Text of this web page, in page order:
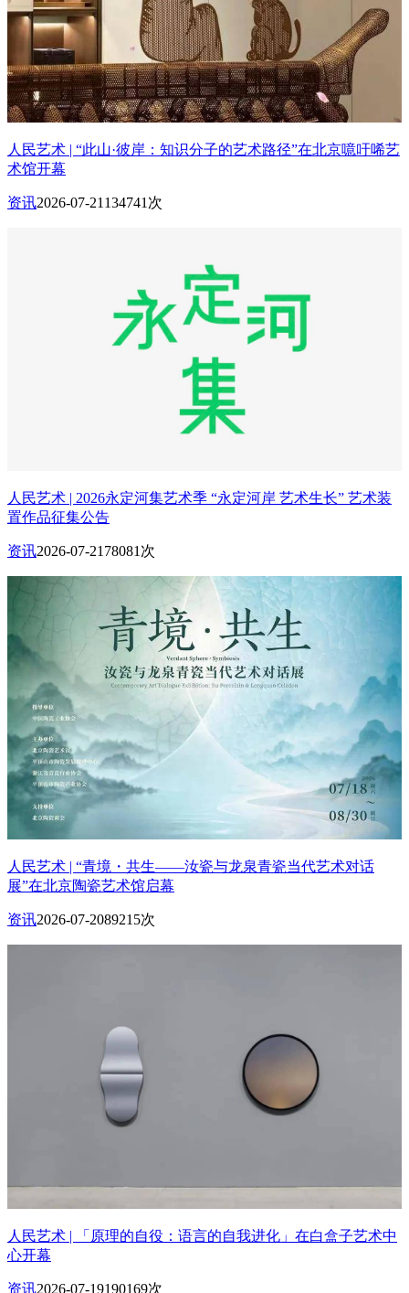
人民艺术 | “此山·彼岸：知识分子的艺术路径”在北京噫吁唏艺
术馆开幕
资讯2026-07-21 134741次
人民艺术 | 2026永定河集艺术季 “永定河岸 艺术生长” 艺术装
置作品征集公告
资讯2026-07-21 78081次
人民艺术 | “青境・共生——汝瓷与龙泉青瓷当代艺术对话
展”在北京陶瓷艺术馆启幕
资讯2026-07-2089215次
人民艺术 | 「原理的自役：语言的自我进化」在白盒子艺术中
心开幕
资讯2026-07-19190169次